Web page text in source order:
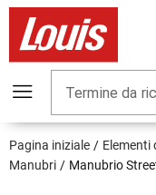
Termine da
Pagina iniziale Elementi
Manubri
Manubrio